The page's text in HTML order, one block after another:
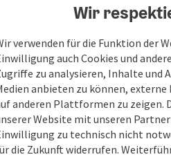
Wir
verwenden für die Funktion der
auch Cookies und
zu analysieren, Inhalte und
anbieten zu können,
anderen Plattformen zu zeigen.
Website mit unseren
zu technisch nicht
die Zukunft widerrufen.